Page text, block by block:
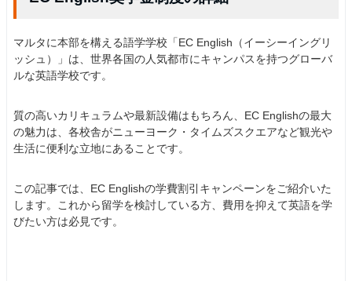
マルタに本部を構える語学学校「EC English（イーシーイングリ
ッシュ）」は、世界各国の人気都市にキャンパスを持つグローバ
ルな英語学校です。
質の高いカリキュラムや最新設備はもちろん、EC Englishの最大
の魅力は、各校舎がニューヨーク・タイムズスクエアなど観光や
生活に便利な立地にあることです。
この記事では、EC Englishの学費割引キャンペーンをご紹介いた
します。これから留学を検討している方、費用を抑えて英語を学
びたい方は必見です。